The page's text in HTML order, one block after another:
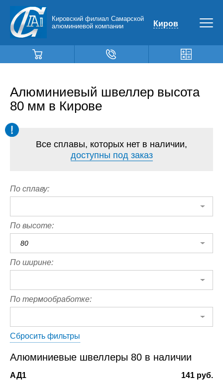
Кировский филиал Самарской
алюминиевой компании
Киров
Алюминиевый швеллер высота
80 мм в Кирове
Все сплавы, которых нет в наличии,
доступны под заказ
По сплаву:
По высоте:
80
По ширине:
По термообработке:
Сбросить фильтры
Алюминиевые швеллеры 80 в наличии
АД1
141 руб.